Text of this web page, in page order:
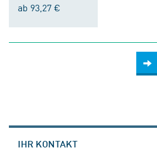
ab 93,27 €
IHR KONTAKT